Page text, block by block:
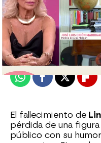
Marta
Publicado: 19
WhatsappFacebook
X
El fallecimiento de
pérdida de una
público con su